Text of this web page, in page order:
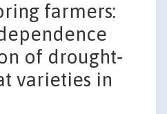
farmers:
of drought‐
varieties in